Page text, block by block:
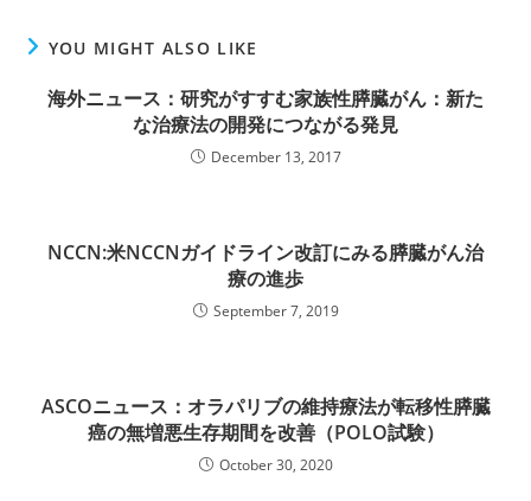
YOU MIGHT ALSO LIKE
海外ニュース：研究がすすむ家族性膵臓がん：新た
な治療法の開発につながる発見
December 13, 2017
NCCN:米NCCNガイドライン改訂にみる膵臓がん治
療の進歩
September 7, 2019
ASCOニュース：オラパリブの維持療法が転移性膵臓
癌の無増悪生存期間を改善（POLO試験）
October 30, 2020